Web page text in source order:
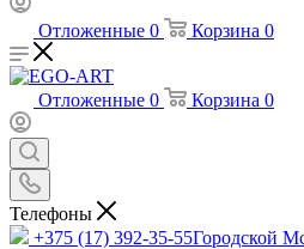
Отложенные 0 Корзина 0
Отложенные 0 Корзина 0
Телефоны
+375 (17) 392-35-55Городской